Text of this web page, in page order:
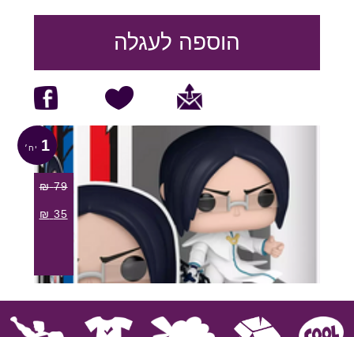
הוספה לעגלה
1
79
₪
35
₪